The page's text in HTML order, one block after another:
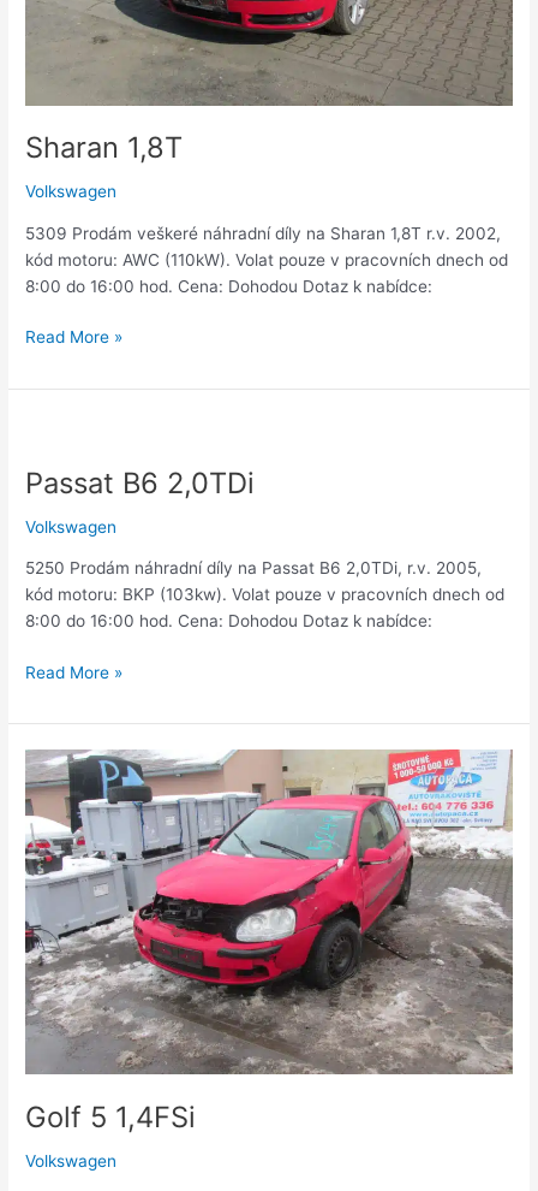
Sharan 1,8T
Volkswagen
5309 Prodám veškeré náhradní díly na Sharan 1,8T r.v. 2002,
kód motoru: AWC (110kW). Volat pouze v pracovních dnech od
8:00 do 16:00 hod. Cena: Dohodou Dotaz k nabídce:
Read More »
Passat B6 2,0TDi
Volkswagen
5250 Prodám náhradní díly na Passat B6 2,0TDi, r.v. 2005,
kód motoru: BKP (103kw). Volat pouze v pracovních dnech od
8:00 do 16:00 hod. Cena: Dohodou Dotaz k nabídce:
2,0TDi
Read More »
Golf 5 1,4FSi
Volkswagen
Golf
5
1,4FSi